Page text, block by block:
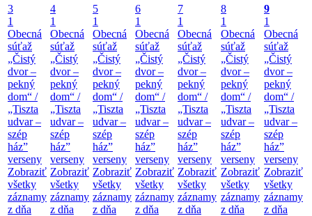
3
1
Obecná
súťaž
„Čistý
dvor –
pekný
dom“ /
„Tiszta
udvar –
szép
ház”
verseny
Zobraziť
všetky
záznamy
z dňa
4
1
Obecná
súťaž
„Čistý
dvor –
pekný
dom“ /
„Tiszta
udvar –
szép
ház”
verseny
Zobraziť
všetky
záznamy
z dňa
5
1
Obecná
súťaž
„Čistý
dvor –
pekný
dom“ /
„Tiszta
udvar –
szép
ház”
verseny
Zobraziť
všetky
záznamy
z dňa
6
1
Obecná
súťaž
„Čistý
dvor –
pekný
dom“ /
„Tiszta
udvar –
szép
ház”
verseny
Zobraziť
všetky
záznamy
z dňa
7
1
Obecná
súťaž
„Čistý
dvor –
pekný
dom“ /
„Tiszta
udvar –
szép
ház”
verseny
Zobraziť
všetky
záznamy
z dňa
8
1
Obecná
súťaž
„Čistý
dvor –
pekný
dom“ /
„Tiszta
udvar –
szép
ház”
verseny
Zobraziť
všetky
záznamy
z dňa
9
1
Obecná
súťaž
„Čistý
dvor –
pekný
dom“ /
„Tiszta
udvar –
szép
ház”
verseny
Zobraziť
všetky
záznamy
z dňa